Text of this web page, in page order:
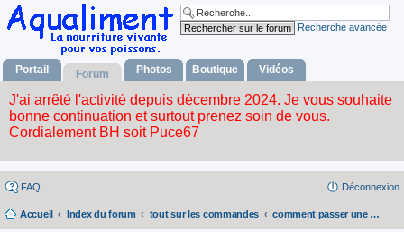
Recherche avancée
Portail Forum Photos Boutique Vidéos
FAQ Déconnexion
Accueil Index du forum tout sur les commandes comment passer une commande ?